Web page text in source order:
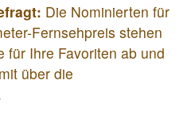
Die Nominierten für
Fernsehpreis stehen
für Ihre Favoriten ab und
über die